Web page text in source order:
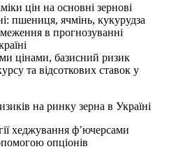
цін на основні зернові
пшениця, ячмінь, кукурудза
в прогнозуванні
цінами, базисний ризик
та відсоткових ставок у
на ринку зерна в Україні
хеджування ф’ючерсами
опціонів